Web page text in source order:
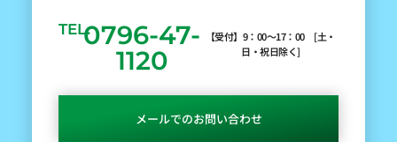
TEL.0796-47-
1120
【受付】9：00～17：00 [土・
日・祝日除く]
メールでのお問い合わせ